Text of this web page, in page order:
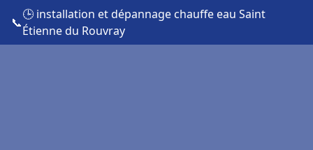
📞
🕒 installation et dépannage chauffe eau Saint
Étienne du Rouvray